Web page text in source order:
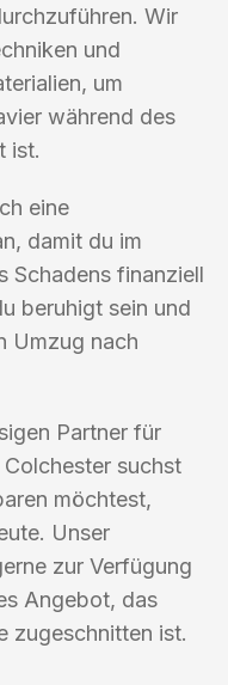
Wir
und
um
während des
ist.
eine
damit du im
Schadens finanziell
beruhigt sein und
Umzug nach
Partner für
suchst
möchtest,
Unser
zur Verfügung
Angebot, das
zugeschnitten ist.